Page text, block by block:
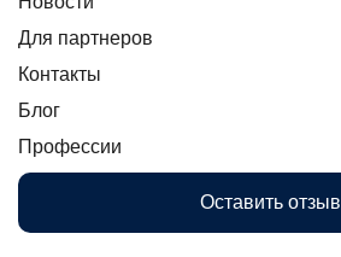
Для партнеров
Контакты
Блог
Профессии
Оставить отзыв